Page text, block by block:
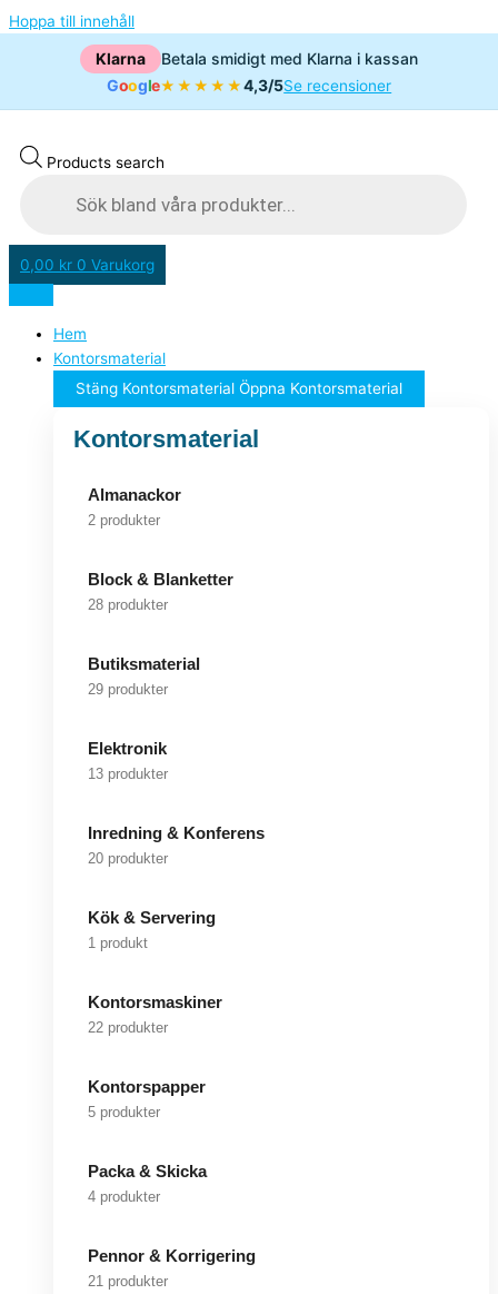
Hoppa till innehåll
Klarna
Betala smidigt med Klarna i kassan
Google★★★★★4,3/5Se recensioner
Products search
0,00 kr 0 Varukorg
Hem
Kontorsmaterial
Stäng Kontorsmaterial Öppna Kontorsmaterial
Kontorsmaterial
Almanackor
2 produkter
Block & Blanketter
28 produkter
Butiksmaterial
29 produkter
Elektronik
13 produkter
Inredning & Konferens
20 produkter
Kök & Servering
1 produkt
Kontorsmaskiner
22 produkter
Kontorspapper
5 produkter
Packa & Skicka
4 produkter
Pennor & Korrigering
21 produkter